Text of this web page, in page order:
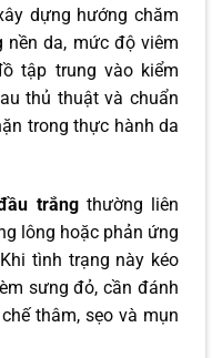
dựng hướng chăm
nền da, mức độ viêm
tập trung vào kiểm
thủ thuật và chuẩn
trong thực hành da
trắngthường liên
lông hoặc phản ứng
tình trạng này kéo
sưng đỏ, cần đánh
thâm, sẹo và mụn